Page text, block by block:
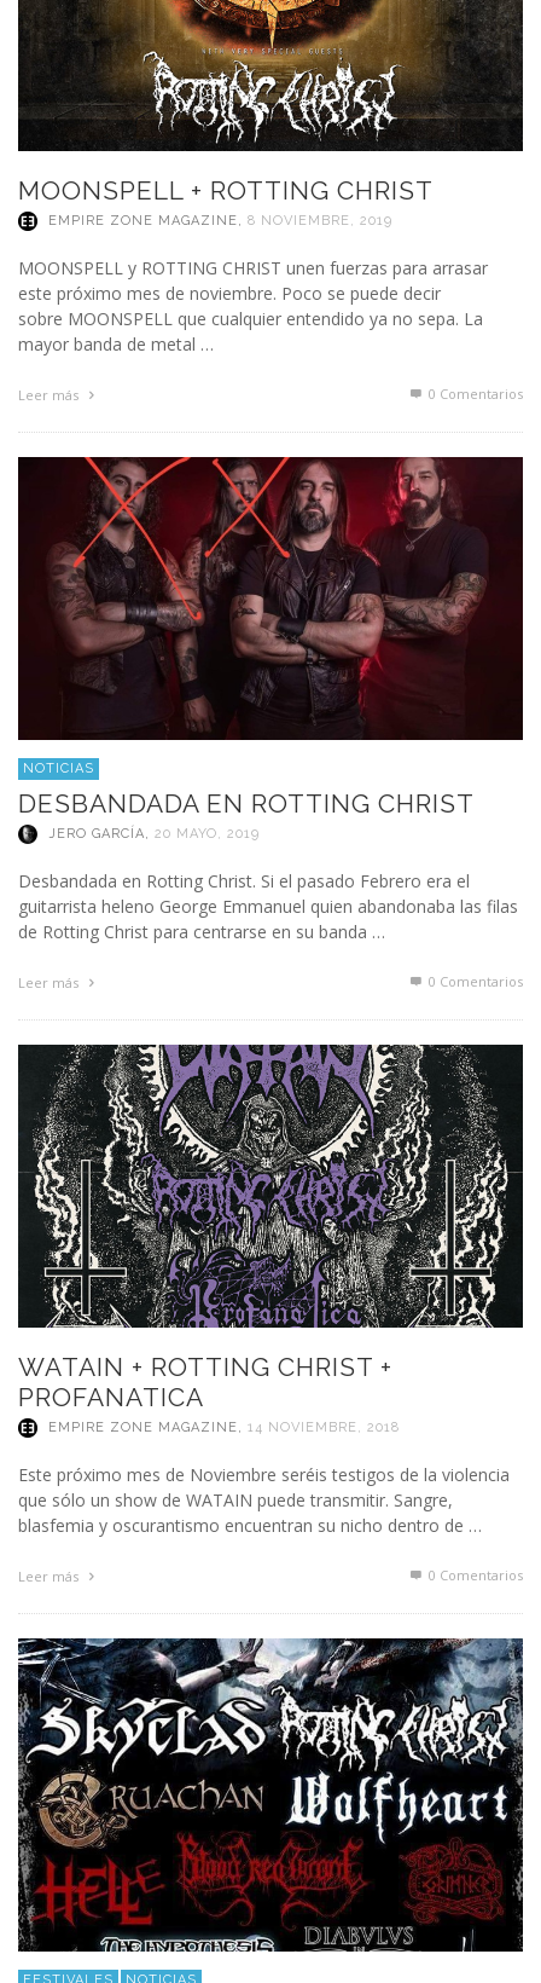
MOONSPELL + ROTTING CHRIST
EMPIRE ZONE MAGAZINE, 8 NOVIEMBRE, 2019
MOONSPELL y ROTTING CHRIST unen fuerzas para arrasar
este próximo mes de noviembre. Poco se puede decir
sobre MOONSPELL que cualquier entendido ya no sepa. La
mayor banda de metal …
Leer más 0 Comentarios
NOTICIAS
DESBANDADA EN ROTTING CHRIST
JERO GARCÍA, 20 MAYO, 2019
Desbandada en Rotting Christ. Si el pasado Febrero era el
guitarrista heleno George Emmanuel quien abandonaba las filas
de Rotting Christ para centrarse en su banda …
Leer más 0 Comentarios
WATAIN + ROTTING CHRIST +
PROFANATICA
EMPIRE ZONE MAGAZINE, 14 NOVIEMBRE, 2018
Este próximo mes de Noviembre seréis testigos de la violencia
que sólo un show de WATAIN puede transmitir. Sangre,
blasfemia y oscurantismo encuentran su nicho dentro de …
Leer más 0 Comentarios
FESTIVALES NOTICIAS